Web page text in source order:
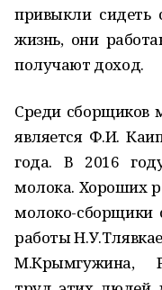
привыкли сидеть
жизнь, они
получают доход.
Среди сборщиков
является Ф.И.
года. В 2016
молока. Хороших
молоко-
работы
М.Крымгужина,